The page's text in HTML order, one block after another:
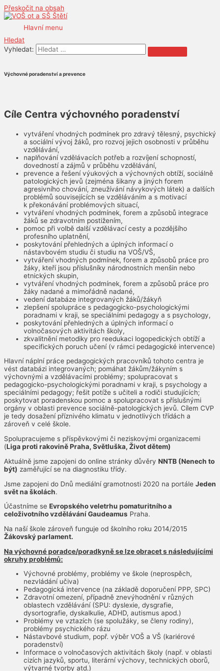
Přeskočit na obsah
Hlavní menu
Hledat
Vyhledat:
Výchovné poradenství a prevence
Cíle Centra výchovného poradenství
vytváření vhodných podmínek pro zdravý tělesný, psychický
a sociální vývoj žáků, pro rozvoj jejich osobnosti v průběhu
vzdělávání,
naplňování vzdělávacích potřeb a rozvíjení schopností,
dovedností a zájmů v průběhu vzdělávání,
prevence a řešení výukových a výchovných obtíží, sociálně
patologických jevů (zejména šikany a jiných forem
agresivního chování, zneužívání návykových látek) a dalších
problémů souvisejících se vzděláváním a s motivací
k překonávání problémových situací,
vytváření vhodných podmínek, forem a způsobů integrace
žáků se zdravotním postižením,
pomoc při volbě další vzdělávací cesty a pozdějšího
profesního uplatnění,
poskytování přehledných a úplných informací o
nástavbovém studiu či studiu na VOŠ/VŠ,
vytváření vhodných podmínek, forem a způsobů práce pro
žáky, kteří jsou příslušníky národnostních menšin nebo
etnických skupin,
vytváření vhodných podmínek, forem a způsobů práce pro
žáky nadané a mimořádně nadané,
vedení databáze integrovaných žáků/žákyň
zlepšení spolupráce s pedagogicko-psychologickými
poradnami v kraji, se speciálními pedagogy a s psychology,
poskytování přehledných a úplných informací o
volnočasových aktivitách školy,
zkvalitnění metodiky pro reedukaci logopedických obtíží a
specifických poruch učení (v rámci pedagogické intervence)
Hlavní náplní práce pedagogických pracovníků tohoto centra je
vést databázi integrovaných; pomáhat žákům/žákyním s
výchovnými a vzdělávacími problémy; spolupracovat s
pedagogicko-psychologickými poradnami v kraji, s psychology a
speciálními pedagogy; řešit potíže s učiteli a rodiči studujících;
poskytovat poradenskou pomoc a spolupracovat s příslušnými
orgány v oblasti prevence sociálně-patologických jevů. Cílem CVP
je tedy dosažení příznivého klimatu v jednotlivých třídách a
zároveň v celé škole.
Spolupracujeme s příspěvkovými či neziskovými organizacemi
(Liga proti rakovině Praha, Světluška, Život dětem)
Aktuálně jsme zapojeni do online stránky důvěry NNTB (Nenech to
být) zaměřující se na diagnostiku třídy.
Jsme zapojeni do Dnů mediální gramotnosti 2020 na portále Jeden
svět na školách.
Účastníme se Evropského veletrhu pomaturitního a
celoživotního vzdělávání Gaudeamus Praha.
Na naší škole zároveň funguje od školního roku 2014/2015
Žákovský parlament.
Na výchovné poradce/poradkyně se lze obracet s následujícími
okruhy problémů:
Výchovné problémy, problémy ve škole (neprospěch,
nezvládání učiva)
Pedagogická intervence (na základě doporučení PPP, SPC)
Zdravotní omezení, případně znevýhodnění v různých
oblastech vzdělávání (SPU: dyslexie, dysgrafie,
dysortografie, dyskalkulie, ADHD, autismus apod.)
Problémy ve vztazích (se spolužáky, se členy rodiny),
problémy psychického rázu
Nástavbové studium, popř. výběr VOŠ a VŠ (kariérové
poradenství)
Informace o volnočasových aktivitách školy (např. v oblasti
cizích jazyků, sportu, literární výchovy, technických oborů,
výtvarné tvorby atd.)